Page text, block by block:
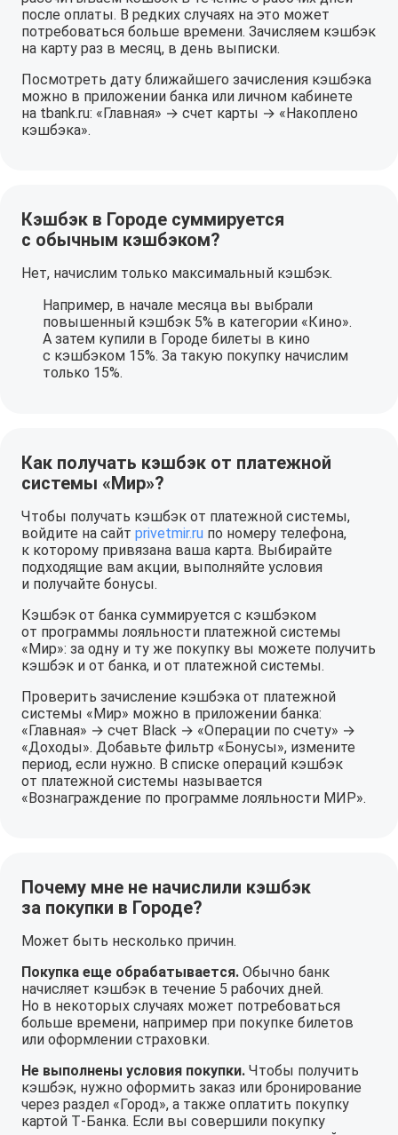
после оплаты. В редких случаях на это может
потребоваться больше времени. Зачисляем кэшбэк
на карту раз в месяц, в день выписки.
Посмотреть дату ближайшего зачисления кэшбэка
можно в приложении банка или личном кабинете
на tbank.ru: «Главная» → счет карты → «Накоплено
кэшбэка».
Кэшбэк в Городе суммируется
с обычным кэшбэком?
Нет, начислим только максимальный кэшбэк.
Например, в начале месяца вы выбрали
повышенный кэшбэк 5% в категории «Кино».
А затем купили в Городе билеты в кино
с кэшбэком 15%. За такую покупку начислим
только 15%.
Как получать кэшбэк от платежной
системы «Мир»?
Чтобы получать кэшбэк от платежной системы,
войдите на сайт privetmir.ru по номеру телефона,
к которому привязана ваша карта. Выбирайте
подходящие вам акции, выполняйте условия
и получайте бонусы.
Кэшбэк от банка суммируется с кэшбэком
от программы лояльности платежной системы
«Мир»: за одну и ту же покупку вы можете получить
кэшбэк и от банка, и от платежной системы.
Проверить зачисление кэшбэка от платежной
системы «Мир» можно в приложении банка:
«Главная» → счет Black → «Операции по счету» →
«Доходы». Добавьте фильтр «Бонусы», измените
период, если нужно. В списке операций кэшбэк
от платежной системы называется
«Вознаграждение по программе лояльности МИР».
Почему мне не начислили кэшбэк
за покупки в Городе?
Может быть несколько причин.
Покупка еще обрабатывается. Обычно банк
начисляет кэшбэк в течение 5 рабочих дней.
Но в некоторых случаях может потребоваться
больше времени, например при покупке билетов
или оформлении страховки.
Не выполнены условия покупки. Чтобы получить
кэшбэк, нужно оформить заказ или бронирование
через раздел «Город», а также оплатить покупку
картой Т‑Банка. Если вы совершили покупку